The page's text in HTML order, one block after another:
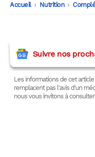
Accueil -
Nutrition -
Suivre nos
Les informations de cet
remplacent pas l'avis d'un
nous vous invitons à